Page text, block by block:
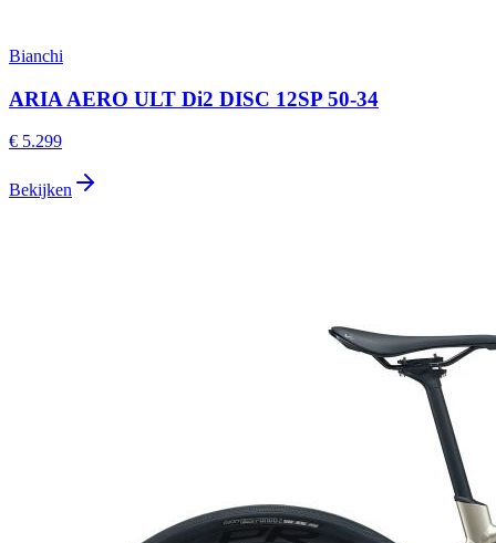
Bianchi
ARIA AERO ULT Di2 DISC 12SP 50-34
€ 5.299
Bekijken